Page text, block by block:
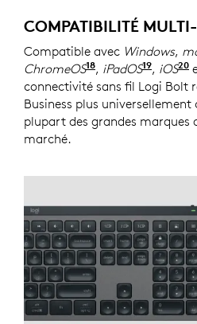
COMPATIBILITÉ
Compatible avec Windows,
ChromeOS18Les fonctions
, iPadOS19Les
, iOS20
connectivité sans fil Logi Bolt
Business plus
plupart des grandes marques
marché.